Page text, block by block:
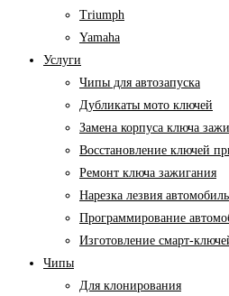
Triumph
Yamaha
Услуги
Чипы для автозапуска
Дубликаты мото ключей
Замена корпуса ключа
Восстановление ключей
Ремонт ключа зажигания
Нарезка лезвия
Программирование
Изготовление смарт-
Чипы
Для клонирования